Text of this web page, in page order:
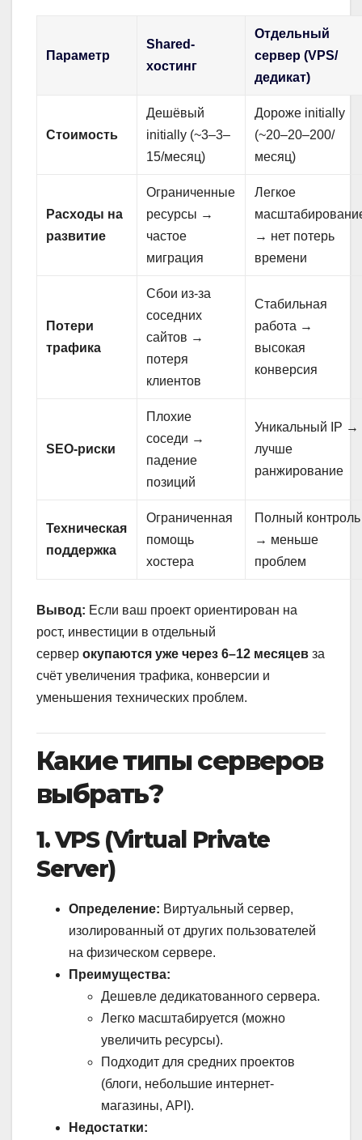
Параметр
Shared-
хостинг
Отдельный
сервер (VPS/
дедикат)
Стоимость
Дешёвый
initially (~3–3–
15/месяц)
Дороже initially
(~20–20–200/
месяц)
Расходы на
развитие
Ограниченные
ресурсы →
частое
миграция
Легкое
→ нет потерь
времени
Потери
трафика
Сбои из-за
соседних
сайтов →
потеря
клиентов
Стабильная
работа →
высокая
конверсия
SEO-риски
Плохие
соседи →
падение
позиций
Уникальный IP →
лучше
ранжирование
Техническая
поддержка
Ограниченная
помощь
хостера
Полный контроль
→ меньше
проблем
Вывод: Если ваш проект ориентирован на
рост, инвестиции в отдельный
сервер окупаются уже через 6–12 месяцев за
счёт увеличения трафика, конверсии и
уменьшения технических проблем.
Какие типы серверов
выбрать?
1. VPS (Virtual Private
Server)
Определение: Виртуальный сервер,
изолированный от других пользователей
на физическом сервере.
Преимущества:
Дешевле дедикатованного сервера.
Легко масштабируется (можно
увеличить ресурсы).
Подходит для средних проектов
(блоги, небольшие интернет-
магазины, API).
Недостатки: